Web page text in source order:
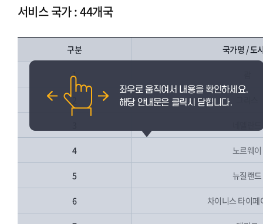
서비스 국가 : 44개국
구분 국가명 / 도
1
4 노르웨이
5 뉴질랜드
6 차이니스 타이